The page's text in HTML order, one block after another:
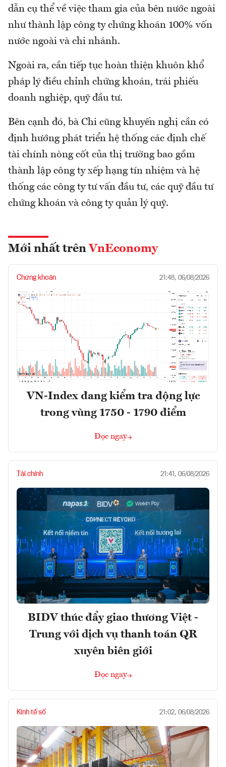
dẫn cụ thể về việc tham gia của bên nước ngoài
như thành lập công ty chứng khoán 100% vốn
nước ngoài và chi nhánh.
Ngoài ra, cần tiếp tục hoàn thiện khuôn khổ
pháp lý điều chỉnh chứng khoán, trái phiếu
doanh nghiệp, quỹ đầu tư.
Bên cạnh đó, bà Chi cũng khuyến nghị cần có
định hướng phát triển hệ thống các định chế
tài chính nòng cốt của thị trường bao gồm
thành lập công ty xếp hạng tín nhiệm và hệ
thống các công ty tư vấn đầu tư, các quỹ đầu tư
chứng khoán và công ty quản lý quỹ.
Mới nhất trên VnEconomy
Chứng khoán 21:48, 06/08/2026
VN-Index đang kiểm tra động lực
trong vùng 1750 - 1790 điểm
Đọc ngay
Tài chính 21:41, 06/08/2026
BIDV thúc đẩy giao thương Việt -
Trung với dịch vụ thanh toán QR
xuyên biên giới
Đọc ngay
Kinh tế số 21:02, 06/08/2026